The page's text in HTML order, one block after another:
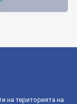
на територията на